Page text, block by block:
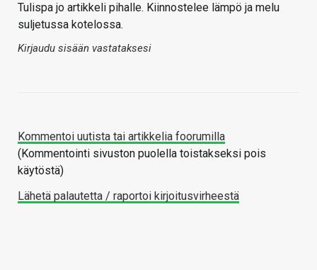
Tulispa jo artikkeli pihalle. Kiinnostelee lämpö ja melu
suljetussa kotelossa.
Kirjaudu sisään vastataksesi
Kommentoi uutista tai artikkelia foorumilla
(Kommentointi sivuston puolella toistakseksi pois
käytöstä)
Lähetä palautetta / raportoi kirjoitusvirheestä